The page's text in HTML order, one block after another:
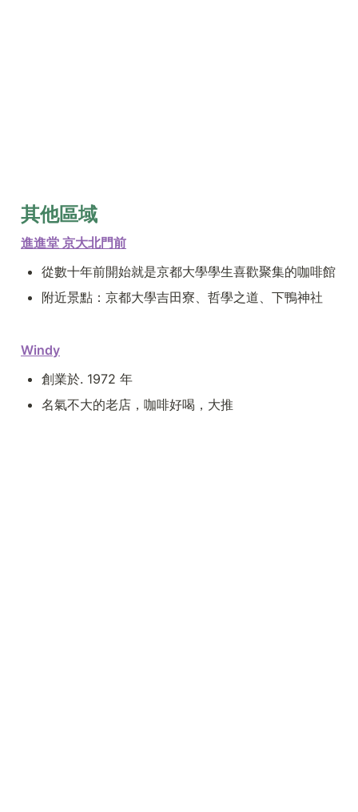
其他區域
進進堂 京大北門前
從數十年前開始就是京都大學學生喜歡聚集的咖啡館
附近景點：京都大學吉田寮、哲學之道、下鴨神社
Windy
創業於. 1972 年
名氣不大的老店，咖啡好喝，大推